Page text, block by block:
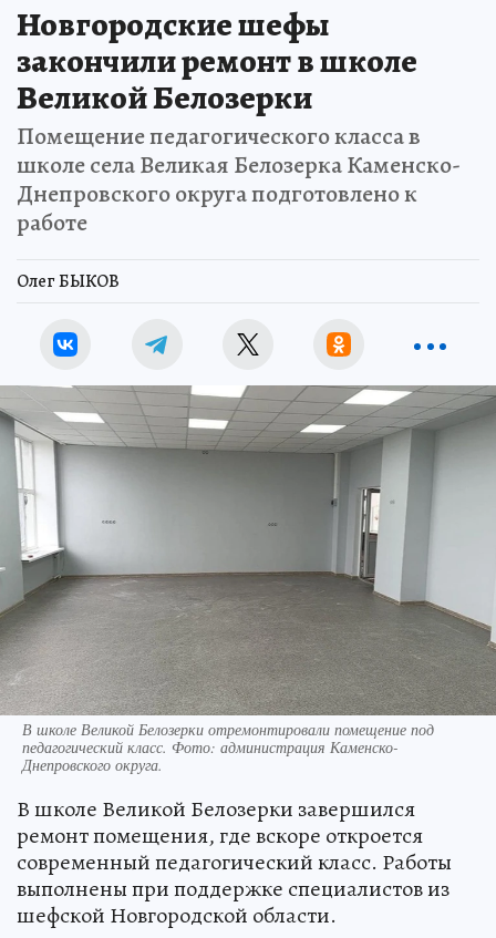
Новгородские шефы
закончили ремонт в школе
Великой Белозерки
Помещение педагогического класса в
школе села Великая Белозерка Каменско-
Днепровского округа подготовлено к
работе
Олег БЫКОВ
В школе Великой Белозерки отремонтировали помещение под
педагогический класс. Фото: администрация Каменско-
Днепровского округа.
В школе Великой Белозерки завершился
ремонт помещения, где вскоре откроется
современный педагогический класс. Работы
выполнены при поддержке специалистов из
шефской Новгородской области.